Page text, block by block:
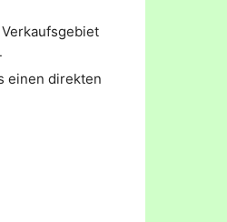
einen direkten